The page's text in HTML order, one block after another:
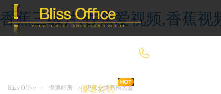
香蕉三级片,香蕉爱视频,香蕉视
首 頁 優選好房
Bliss Office > 優選好房 > 現代交通商務大廈